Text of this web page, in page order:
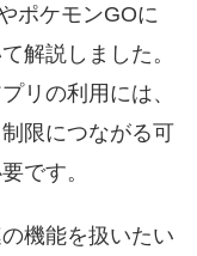
ポケモンGOに
解説しました。
リの利用には、
限につながる可
です。
機能を扱いたい